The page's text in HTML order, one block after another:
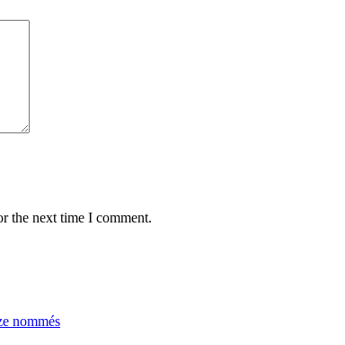
the next time I comment.
nommés